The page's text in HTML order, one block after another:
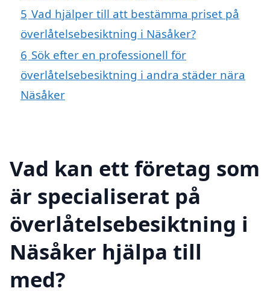
5 Vad hjälper till att bestämma priset på
överlåtelsebesiktning i Näsåker?
6 Sök efter en professionell för
överlåtelsebesiktning i andra städer nära
Näsåker
Vad kan ett företag som
är specialiserat på
överlåtelsebesiktning i
Näsåker hjälpa till
med?